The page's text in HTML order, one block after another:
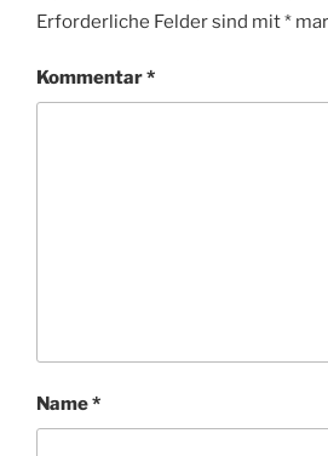
Erforderliche Felder sind mit*
Kommentar*
Name*